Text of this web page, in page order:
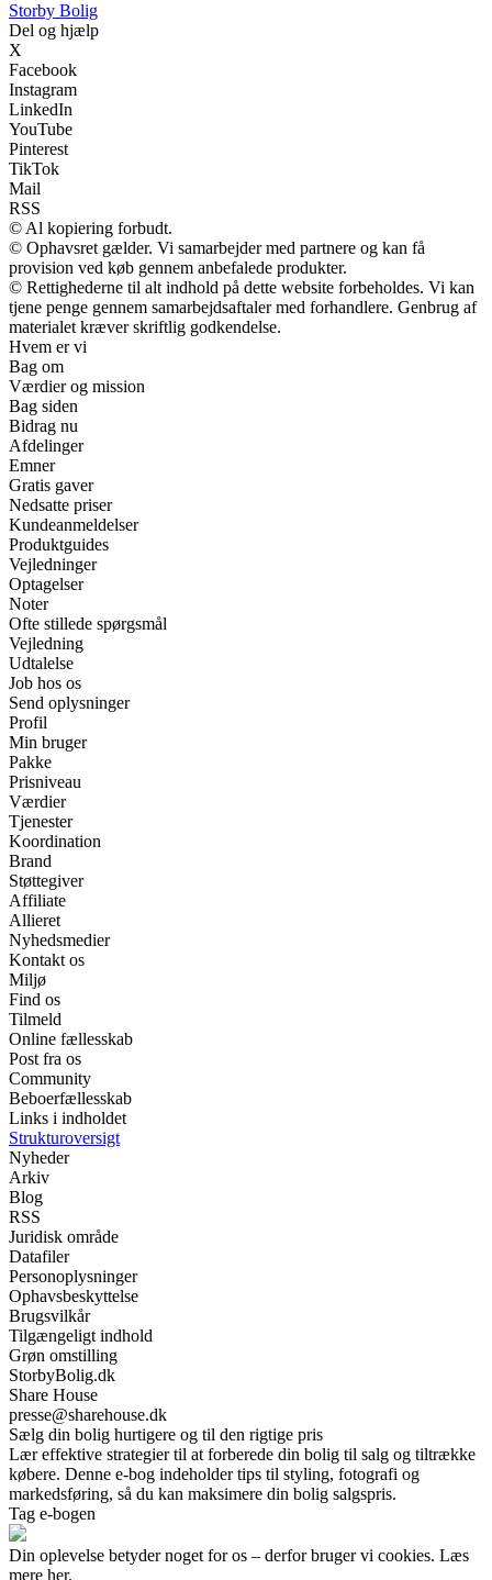
Storby Bolig
Del og hjælp
X
Facebook
Instagram
LinkedIn
YouTube
Pinterest
TikTok
Mail
RSS
© Al kopiering forbudt.
© Ophavsret gælder. Vi samarbejder med partnere og kan få
provision ved køb gennem anbefalede produkter.
© Rettighederne til alt indhold på dette website forbeholdes. Vi kan
tjene penge gennem samarbejdsaftaler med forhandlere. Genbrug af
materialet kræver skriftlig godkendelse.
Hvem er vi
Bag om
Værdier og mission
Bag siden
Bidrag nu
Afdelinger
Emner
Gratis gaver
Nedsatte priser
Kundeanmeldelser
Produktguides
Vejledninger
Optagelser
Noter
Ofte stillede spørgsmål
Vejledning
Udtalelse
Job hos os
Send oplysninger
Profil
Min bruger
Pakke
Prisniveau
Værdier
Tjenester
Koordination
Brand
Støttegiver
Affiliate
Allieret
Nyhedsmedier
Kontakt os
Miljø
Find os
Tilmeld
Online fællesskab
Post fra os
Community
Beboerfællesskab
Links i indholdet
Strukturoversigt
Nyheder
Arkiv
Blog
RSS
Juridisk område
Datafiler
Personoplysninger
Ophavsbeskyttelse
Brugsvilkår
Tilgængeligt indhold
Grøn omstilling
StorbyBolig.dk
Share House
presse@sharehouse.dk
Sælg din bolig hurtigere og til den rigtige pris
Lær effektive strategier til at forberede din bolig til salg og tiltrække
købere. Denne e-bog indeholder tips til styling, fotografi og
markedsføring, så du kan maksimere din bolig salgspris.
Tag e-bogen
Din oplevelse betyder noget for os – derfor bruger vi cookies. Læs
mere her.